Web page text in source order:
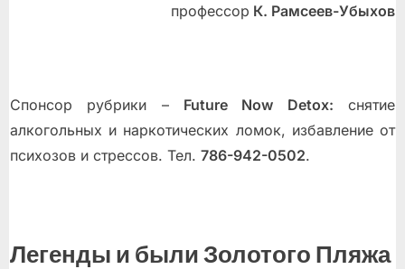
профессор К. Рамсеев-Убыхов
Спонсор рубрики – Future Now Detox: снятие
алкогольных и наркотических ломок, избавление от
психозов и стрессов. Тел. 786-942-0502.
Легенды и были Золотого Пляжа